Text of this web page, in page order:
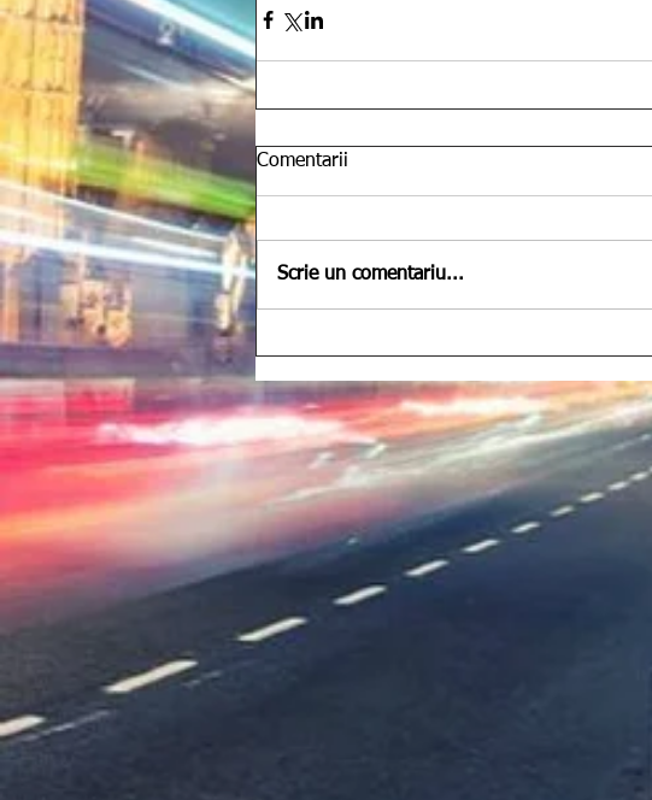
Comentarii
Scrie un comentariu...